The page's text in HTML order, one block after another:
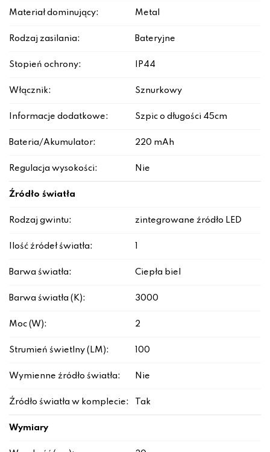
Materiał dominujący: Metal
Rodzaj zasilania: Bateryjne
Stopień ochrony: IP44
Włącznik: Sznurkowy
Informacje dodatkowe: Szpic o długości 45cm
Bateria/Akumulator: 220 mAh
Regulacja wysokości: Nie
Źródło światła
Rodzaj gwintu: zintegrowane źródło LED
Ilość źródeł światła:
Barwa światła: Ciepła biel
Barwa światła (K): 3000
Moc (W): 2
Strumień świetlny (LM): 100
Wymienne źródło światła: Nie
Źródło światła w komplecie: Tak
Wymiary